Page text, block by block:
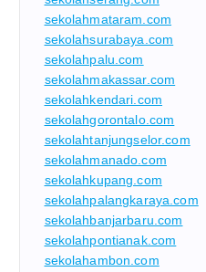
sekolahmataram.com
sekolahsurabaya.com
sekolahpalu.com
sekolahmakassar.com
sekolahkendari.com
sekolahgorontalo.com
sekolahtanjungselor.com
sekolahmanado.com
sekolahkupang.com
sekolahpalangkaraya.com
sekolahbanjarbaru.com
sekolahpontianak.com
sekolahambon.com